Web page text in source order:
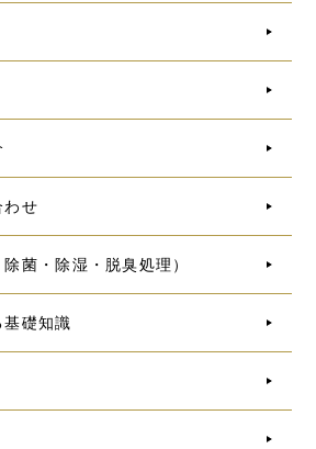
わせ
菌・除湿・脱臭処理）
礎知識